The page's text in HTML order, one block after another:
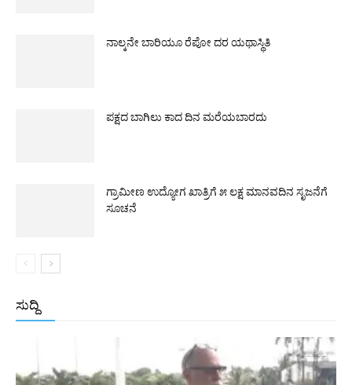
ನಾಲ್ಕನೇ ಬಾರಿಯೂ ರೆಪೋ ದರ ಯಥಾಸ್ಥಿತಿ
ಪಕ್ಷದ ಬಾಗಿಲು ಕಾದ ದಿನ ಮರೆಯಬಾರದು
ಗ್ರಾಮೀಣ ಉದ್ಯೋಗ ಖಾತ್ರಿಗೆ ೫ ಲಕ್ಷ ಮಾನವದಿನ ಸೃಜನೆಗೆ
ಸೂಚನೆ
ಸುದ್ದಿ